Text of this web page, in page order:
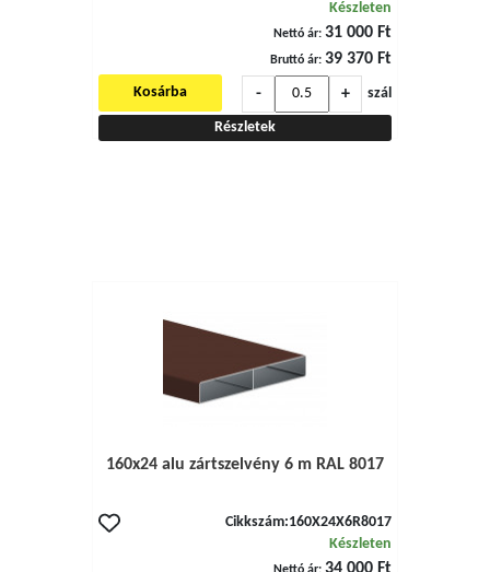
Készleten
Nettó ár: 31 000 Ft
Bruttó ár: 39 370 Ft
-
+ szál
Kosárba
Részletek
160x24 alu zártszelvény 6 m RAL 8017
Cikkszám:160X24X6R8017
Készleten